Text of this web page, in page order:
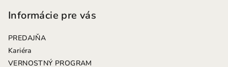
Informácie pre vás
PREDAJŇA
Kariéra
VERNOSTNÝ PROGRAM